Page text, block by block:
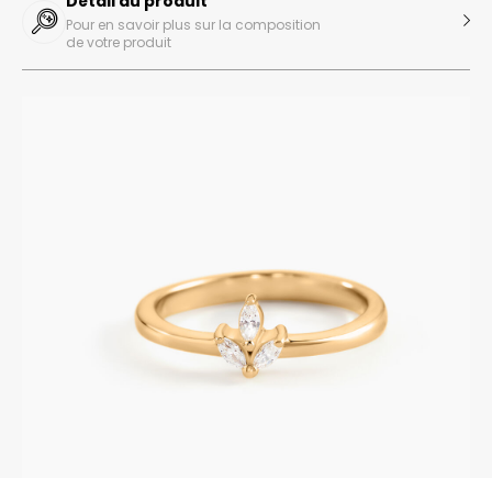
Pour en savoir plus sur la composition
de votre produit